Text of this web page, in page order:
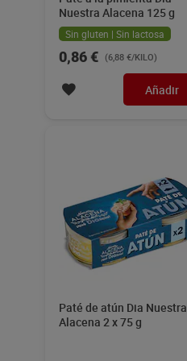
Nuestra Alacena 125 g
Sin gluten | Sin lactosa
0,86 € (6,88 €/KILO)
Añadir
Paté de atún Dia Nuestra
Alacena 2 x 75 g